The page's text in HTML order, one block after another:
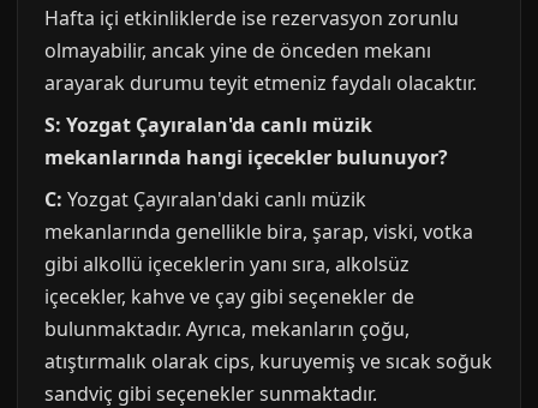
Hafta içi etkinliklerde ise rezervasyon zorunlu
olmayabilir, ancak yine de önceden mekanı
arayarak durumu teyit etmeniz faydalı olacaktır.
S: Yozgat Çayıralan'da canlı müzik
mekanlarında hangi içecekler bulunuyor?
C: Yozgat Çayıralan'daki canlı müzik
mekanlarında genellikle bira, şarap, viski, votka
gibi alkollü içeceklerin yanı sıra, alkolsüz
içecekler, kahve ve çay gibi seçenekler de
bulunmaktadır. Ayrıca, mekanların çoğu,
atıştırmalık olarak cips, kuruyemiş ve sıcak soğuk
sandviç gibi seçenekler sunmaktadır.